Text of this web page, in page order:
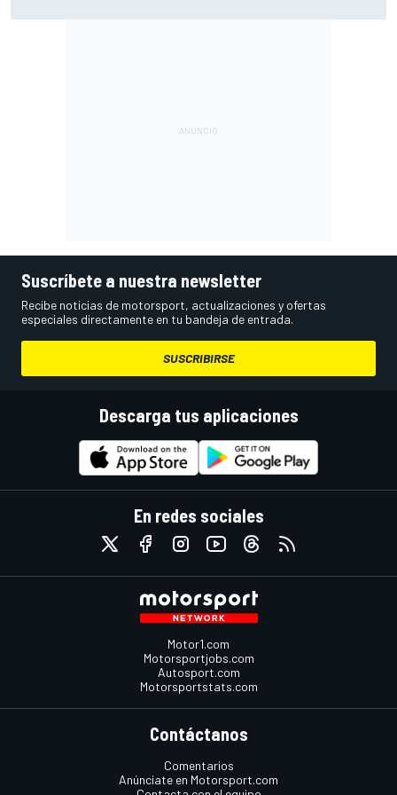
Suscríbete a nuestra newsletter
Recibe noticias de motorsport, actualizaciones y ofertas
especiales directamente en tu bandeja de entrada.
SUSCRIBIRSE
Descarga tus aplicaciones
En redes sociales
Motor1.com
Motorsportjobs.com
Autosport.com
Motorsportstats.com
Contáctanos
Comentarios
Anúnciate en Motorsport.com